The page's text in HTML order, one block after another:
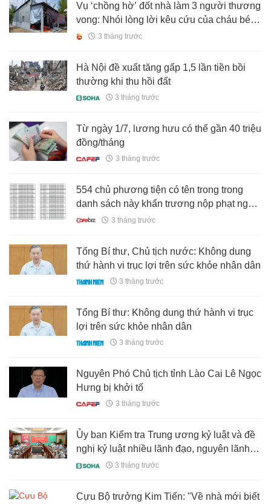
Vụ ‘chồng hờ’ đốt nhà làm 3 người thương
vong: Nhói lòng lời kêu cứu của cháu bé 4
tuổi
3 tháng trước
Hà Nội đề xuất tăng gấp 1,5 lần tiền bồi
thường khi thu hồi đất
3 tháng trước
Từ ngày 1/7, lương hưu có thể gần 40 triệu
đồng/tháng
3 tháng trước
554 chủ phương tiện có tên trong trong
danh sách này khẩn trương nộp phạt nguội
theo Nghị định 168
3 tháng trước
Tổng Bí thư, Chủ tịch nước: Không dung
thứ hành vi trục lợi trên sức khỏe nhân dân
3 tháng trước
Tổng Bí thư: Không dung thứ hành vi trục
lợi trên sức khỏe nhân dân
3 tháng trước
Nguyên Phó Chủ tịch tỉnh Lào Cai Lê Ngọc
Hưng bị khởi tố
3 tháng trước
Ủy ban Kiểm tra Trung ương kỷ luật và đề
nghị kỷ luật nhiều lãnh đạo, nguyên lãnh
đạo 2 tỉnh3 tháng trước
Cựu Bộ trưởng Kim Tiến: "Về nhà mới biết